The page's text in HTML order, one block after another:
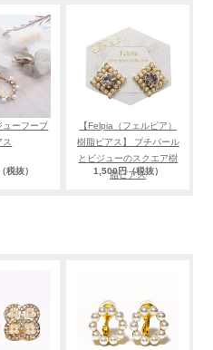
ューフープ
ス
税抜）
【Felpia（フェルピア）
樹脂ピアス】 プチパール
とビジューのスクエア樹
脂ピアス
1,500円（税抜）